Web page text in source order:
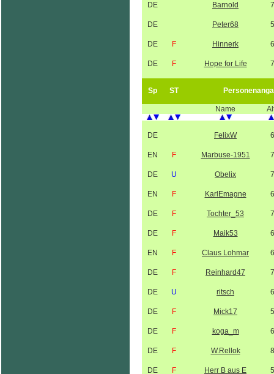
DE Barnold
DE Peter68
DE F Hinnerk
DE F Hope for Life
Sp ST
Name
DE FelixW
EN F Marbuse-1951
DE U Obelix
EN F KarlEmagne
DE F Tochter_53
DE F Maik53
EN F Claus Lohmar
DE F Reinhard47
DE U ritsch
DE F Mick17
DE F koga_m
DE F W.Rellok
DE F Herr B aus E